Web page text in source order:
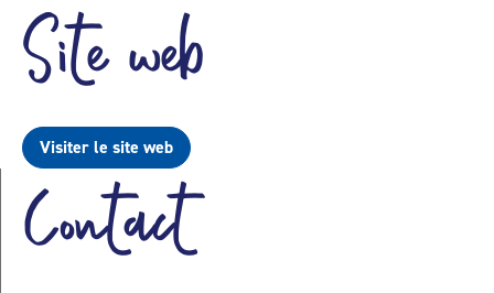
Site web
Visiter le site web
Contact